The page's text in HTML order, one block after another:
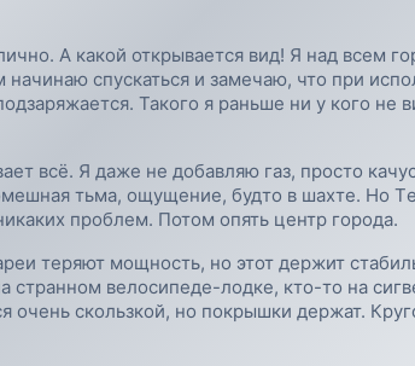
А какой открывается вид! Я над всем
спускаться и замечаю, что при
Такого я раньше ни у кого не
всё. Я даже не добавляю газ, просто
тьма, ощущение, будто в шахте. Но
проблем. Потом опять центр города.
теряют мощность, но этот держит
велосипеде-лодке, кто-то на
очень скользкой, но покрышки держат.